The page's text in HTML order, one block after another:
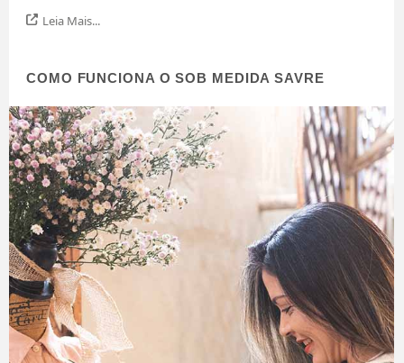
Leia Mais...
COMO FUNCIONA O SOB MEDIDA SAVRE